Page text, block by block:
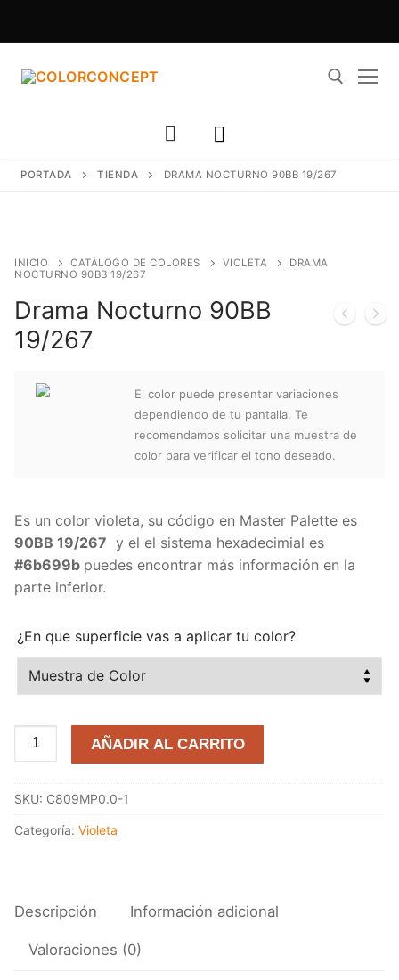
PORTADA TIENDA DRAMA NOCTURNO 90BB 19/267
INICIO CATÁLOGO DE COLORES VIOLETA
DRAMA
NOCTURNO 90BB 19/267
Drama Nocturno 90BB
19/267
El color puede presentar variaciones
dependiendo de tu pantalla. Te
recomendamos solicitar una muestra de
color para verificar el tono deseado.
Es un color violeta, su código en Master Palette es
90BB 19/267 y el el sistema hexadecimial es
#6b699b puedes encontrar más información en la
parte inferior.
¿En que superficie vas a aplicar tu color?
Drama
Nocturno
19/267
cantidad
AÑADIR AL CARRITO
SKU: C809MP0.0-1
Categoría: Violeta
Descripción Información adicional
Valoraciones (0)